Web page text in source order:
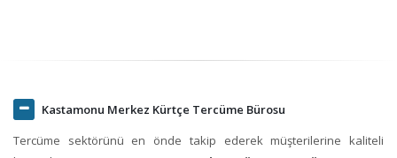
Kastamonu Merkez Kürtçe Tercüme Bürosu
Tercüme sektörünü en önde takip ederek müşterilerine kaliteli